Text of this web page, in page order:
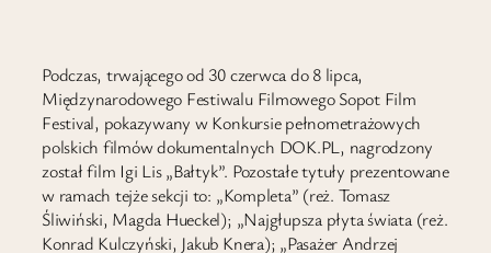
Podczas, trwającego od 30 czerwca do 8 lipca,
Międzynarodowego Festiwalu Filmowego Sopot Film
Festival, pokazywany w Konkursie pełnometrażowych
polskich filmów dokumentalnych DOK.PL, nagrodzony
został film Igi Lis „Bałtyk”. Pozostałe tytuły prezentowane
w ramach tejże sekcji to: „Kompleta” (reż. Tomasz
Śliwiński, Magda Hueckel); „Najgłupsza płyta świata (reż.
Konrad Kulczyński, Jakub Knera); „Pasażer Andrzej